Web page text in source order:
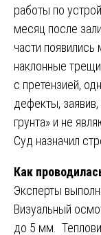
работы по
месяц после
части
наклонные
с претензией,
дефекты,
грунта» и не
Суд назначил
Как
Эксперты
Визуальный
до 5 мм.